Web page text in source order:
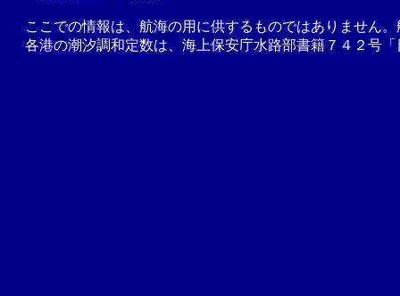
ここでの情報は、航海の用に供するものではありません
各港の潮汐調和定数は、海上保安庁水路部書籍７４２号